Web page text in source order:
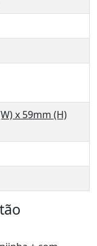
x 59mm (H)